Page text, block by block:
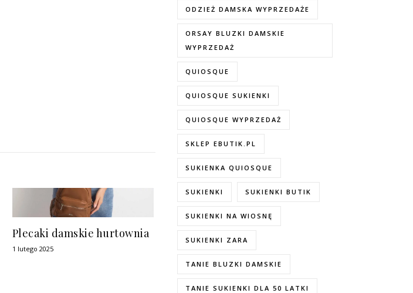
Plecaki damskie hurtownia
1 lutego 2025
ODZIEŻ DAMSKA WYPRZEDAŻE
ORSAY BLUZKI DAMSKIE
WYPRZEDAŻ
QUIOSQUE
QUIOSQUE SUKIENKI
QUIOSQUE WYPRZEDAŻ
SKLEP EBUTIK.PL
SUKIENKA QUIOSQUE
SUKIENKI SUKIENKI BUTIK
SUKIENKI NA WIOSNĘ
SUKIENKI ZARA
TANIE BLUZKI DAMSKIE
TANIE SUKIENKI DLA 50 LATKI